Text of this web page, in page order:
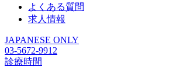
よくある質問
求人情報
JAPANESE ONLY
03-5672-9912
診療時間